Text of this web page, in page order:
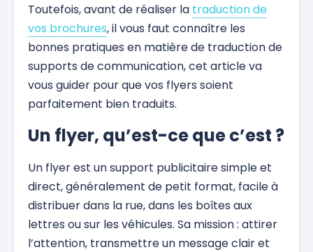
Toutefois, avant de réaliser la traduction de
vos brochures, il vous faut connaître les
bonnes pratiques en matière de traduction de
supports de communication, cet article va
vous guider pour que vos flyers soient
parfaitement bien traduits.
Un flyer, qu’est-ce que c’est ?
Un flyer est un support publicitaire simple et
direct, généralement de petit format, facile à
distribuer dans la rue, dans les boîtes aux
lettres ou sur les véhicules. Sa mission : attirer
l’attention, transmettre un message clair et